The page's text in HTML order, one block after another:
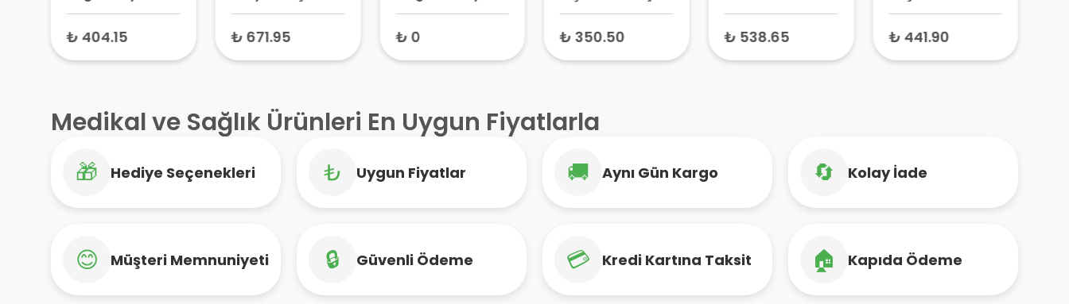
Fırçası Sarı 0.7
mm 6 Adet – Diş
₺ 404.15 ₺ 671.95
Diş Fırçası Sarı
0.7 mm 8 Adet –
₺ 0
Seti 0.40 mm 4
Adet Pembe
₺ 350.50
Adet
₺ 538.65 ₺ 441.90
Medikal ve Sağlık Ürünleri En Uygun Fiyatlarla
🎁 Hediye Seçenekleri ₺ Uygun Fiyatlar 🚚 Aynı Gün Kargo 🔄 Kolay İade
😊 Müşteri Memnuniyeti 🔒 Güvenli Ödeme 💳 Kredi Kartına Taksit 🏠 Kapıda Ödeme